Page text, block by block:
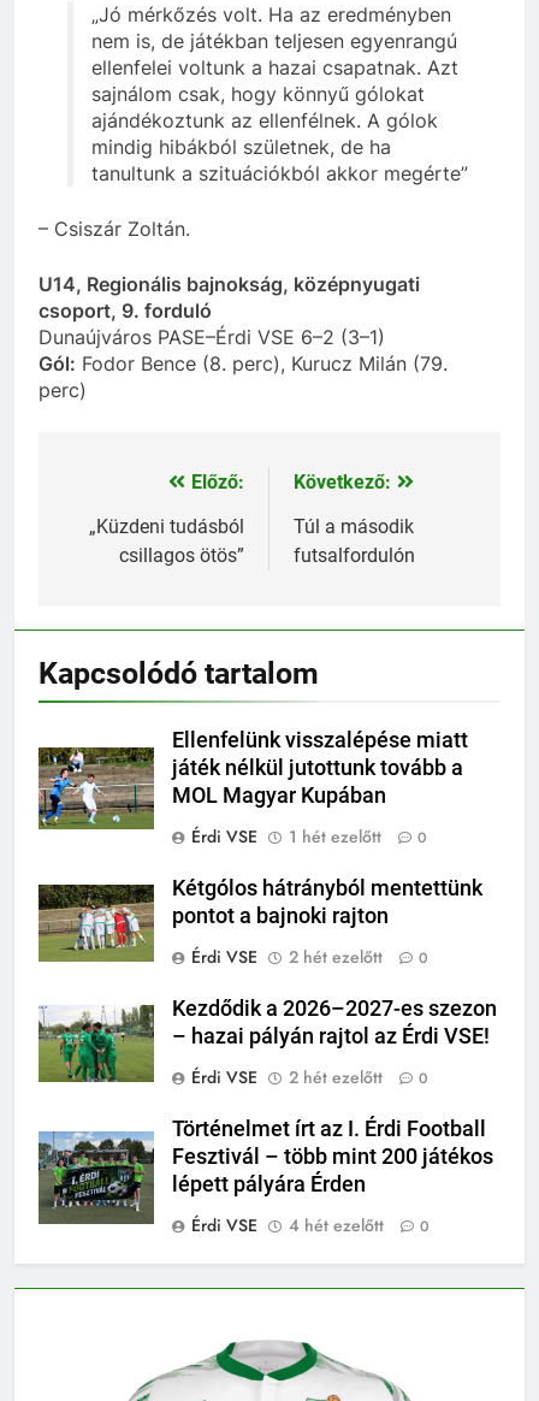
„Jó mérkőzés volt. Ha az eredményben
nem is, de játékban teljesen egyenrangú
ellenfelei voltunk a hazai csapatnak. Azt
sajnálom csak, hogy könnyű gólokat
ajándékoztunk az ellenfélnek. A gólok
mindig hibákból születnek, de ha
tanultunk a szituációkból akkor megérte”
– Csiszár Zoltán.
U14, Regionális bajnokság, középnyugati
csoport, 9. forduló
Dunaújváros PASE–Érdi VSE 6–2 (3–1)
Gól: Fodor Bence (8. perc), Kurucz Milán (79.
perc)
Bejegyzés
navigáció
Előző:
„Küzdeni tudásból
csillagos ötös”
Következő:
Túl a második
futsalfordulón
Kapcsolódó tartalom
Ellenfelünk visszalépése miatt
játék nélkül jutottunk tovább a
MOL Magyar Kupában
Érdi VSE
1 hét ezelőtt 0
Kétgólos hátrányból mentettünk
pontot a bajnoki rajton
Érdi VSE
2 hét ezelőtt 0
Kezdődik a 2026–2027-es szezon
– hazai pályán rajtol az Érdi VSE!
Érdi VSE
2 hét ezelőtt 0
Történelmet írt az I. Érdi Football
Fesztivál – több mint 200 játékos
lépett pályára Érden
Érdi VSE
4 hét ezelőtt 0